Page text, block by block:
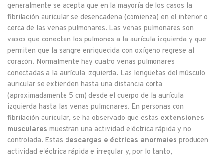
generalmente se acepta que en la mayoría de los casos la
fibrilación auricular se desencadena (comienza) en el interior o
cerca de las venas pulmonares. Las venas pulmonares son
vasos que conectan los pulmones a la aurícula izquierda y que
permiten que la sangre enriquecida con oxígeno regrese al
corazón. Normalmente hay cuatro venas pulmonares
conectadas a la aurícula izquierda. Las lengüetas del músculo
auricular se extienden hasta una distancia corta
(aproximadamente 5 cm) desde el cuerpo de la aurícula
izquierda hasta las venas pulmonares. En personas con
fibrilación auricular, se ha observado que estas extensiones
musculares muestran una actividad eléctrica rápida y no
controlada. Estas descargas eléctricas anormales producen
actividad eléctrica rápida e irregular y, por lo tanto,